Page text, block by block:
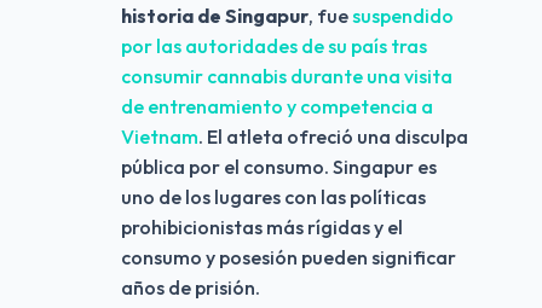
historia de Singapur, fue suspendido
por las autoridades de su país tras
consumir cannabis durante una visita
de entrenamiento y competencia a
Vietnam. El atleta ofreció una disculpa
pública por el consumo. Singapur es
uno de los lugares con las políticas
prohibicionistas más rígidas y el
consumo y posesión pueden significar
años de prisión.